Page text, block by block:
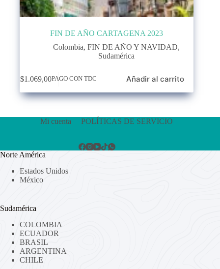
FIN DE AÑO CARTAGENA 2023
Colombia,FIN DE AÑO Y NAVIDAD,
Sudamérica
$1.069,00PAGO CON TDC Añadir al carrito
Mi cuenta POLÍTICAS DE SERVICIO
Norte América
Estados Unidos
México
Sudamérica
COLOMBIA
ECUADOR
BRASIL
ARGENTINA
CHILE